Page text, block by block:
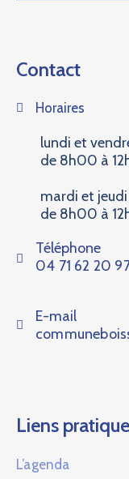
Contact
Horaires
lundi et
de 8h00 à
mardi et jeudi
de 8h00 à
Téléphone
04 71 62 20
E-mail
Liens
L’agenda